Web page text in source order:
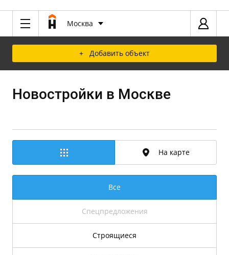
Москва
+ Добавить объект
Новостройки в Москве
На карте
Все
Спецпредложения
Строящиеся